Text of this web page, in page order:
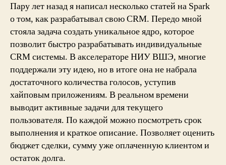
Пару лет назад я написал несколько статей на Spark
о том, как разрабатывал свою CRM. Передо мной
стояла задача создать уникальное ядро, которое
позволит быстро разрабатывать индивидуальные
CRM системы. В акселераторе НИУ ВШЭ, многие
поддержали эту идею, но в итоге она не набрала
достаточного количества голосов, уступив
хайповым приложениям. В реальном времени
выводит активные задачи для текущего
пользователя. По каждой можно посмотреть срок
выполнения и краткое описание. Позволяет оценить
бюджет сделки, сумму уже оплаченную клиентом и
остаток долга.